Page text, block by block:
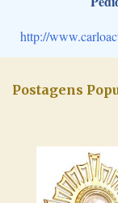
http://
Postagens